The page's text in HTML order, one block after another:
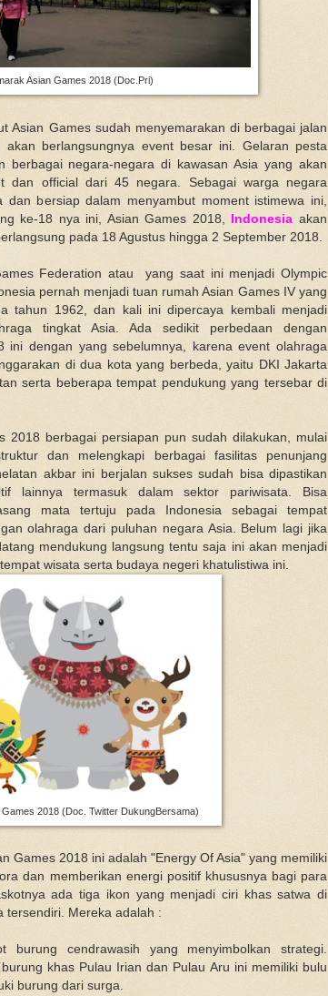
Asian Games 2018 (Doc.Pri)
Asian Games sudah menyemarakan di berbagai jalan
berlangsungnya event besar ini. Gelaran pesta
berbagai negara-negara di kawasan Asia yang akan
dan official dari 45 negara. Sebagai warga negara
dan bersiap dalam menyambut moment istimewa ini,
ke-18 nya ini, Asian Games 2018, Indonesia akan
pada 18 Agustus hingga 2 September 2018.
Federation atau yang saat ini menjadi Olympic
pernah menjadi tuan rumah Asian Games IV yang
tahun 1962, dan kali ini dipercaya kembali menjadi
tingkat Asia. Ada sedikit perbedaan dengan
ini dengan yang sebelumnya, karena event olahraga
di dua kota yang berbeda, yaitu DKI Jakarta
serta beberapa tempat pendukung yang tersebar di
2018 berbagai persiapan pun sudah dilakukan, mulai
dan melengkapi berbagai fasilitas penunjang
akbar ini berjalan sukses sudah bisa dipastikan
lainnya termasuk dalam sektor pariwisata. Bisa
mata tertuju pada Indonesia sebagai tempat
olahraga dari puluhan negara Asia. Belum lagi jika
mendukung langsung tentu saja ini akan menjadi
wisata serta budaya negeri khatulistiwa ini.
Games 2018 (Doc. Twitter DukungBersama)
Games 2018 ini adalah "Energy Of Asia" yang memiliki
dan memberikan energi positif khususnya bagi para
ada tiga ikon yang menjadi ciri khas satwa di
tersendiri. Mereka adalah :
burung cendrawasih yang menyimbolkan strategi.
khas Pulau Irian dan Pulau Aru ini memiliki bulu
burung dari surga.